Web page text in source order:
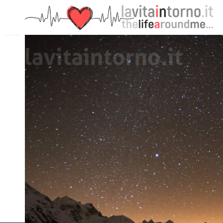
PRECEDENTE: REFLECTION OF CLEAR SUNSET